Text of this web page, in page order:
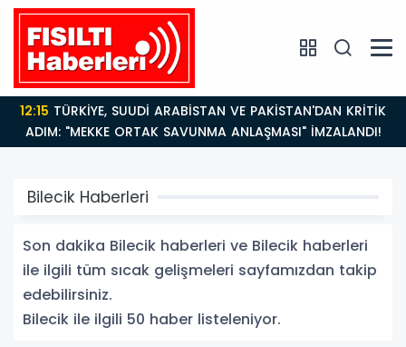
14:21BAKAN GÜRLEK’TEN TİGAD ÇALIŞTAYINDA Çarpıcı
AÇIKLAMALAR: "Pazar Günü Yeni Bir Aydınlığa
Uyanacağız"
Bilecik Haberleri
Son dakika Bilecik haberleri ve Bilecik haberleri
ile ilgili tüm sıcak gelişmeleri sayfamızdan takip
edebilirsiniz.
Bilecik ile ilgili 50 haber listeleniyor.